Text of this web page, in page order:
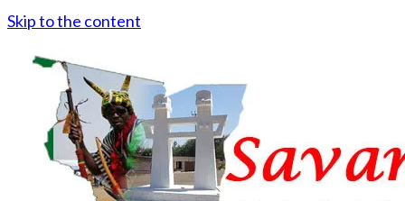
Skip to the content